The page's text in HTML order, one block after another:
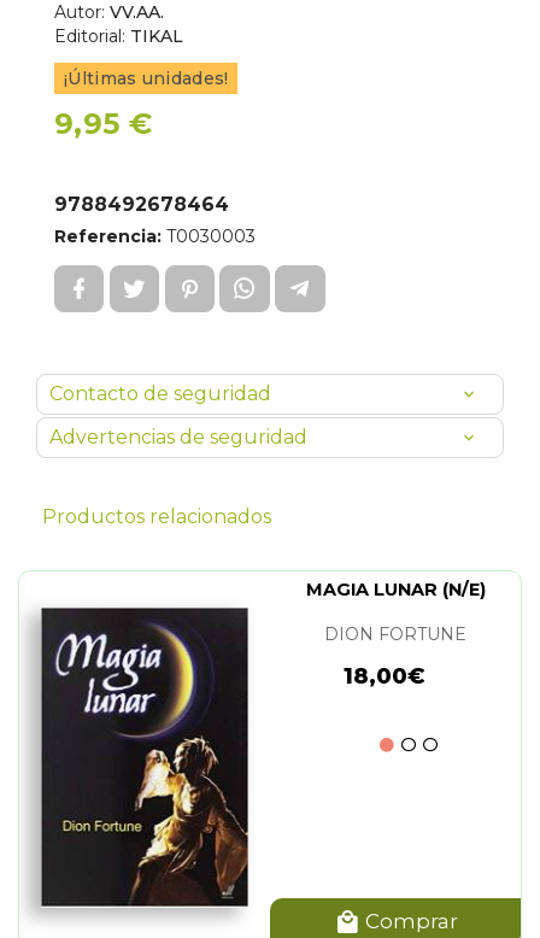
Autor: VV.AA.
Editorial: TIKAL
¡Últimas unidades!
9,95 €
9788492678464
Referencia: T0030003
Contacto de seguridad
Advertencias de seguridad
Productos relacionados
MAGIA LUNAR (N/E)
DION FORTUNE
18,00€
Comprar